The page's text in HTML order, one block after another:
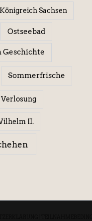
Königreich Sachsen
Ostseebad
Geschichte
Sommerfrische
Verlosung
II.